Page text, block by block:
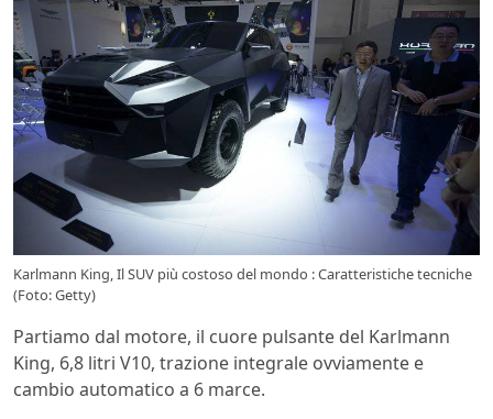
Karlmann King, Il SUV più costoso del mondo : Caratteristiche tecniche
(Foto: Getty)
Partiamo dal motore, il cuore pulsante del Karlmann
King, 6,8 litri V10, trazione integrale ovviamente e
cambio automatico a 6 marce.